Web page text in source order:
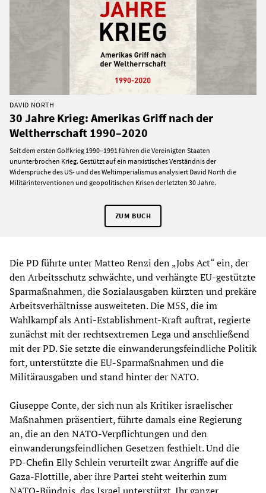
DAVID NORTH
30 Jahre Krieg: Amerikas Griff nach der
Weltherrschaft 1990–2020
Seit dem ersten Golfkrieg 1990–1991 führen die Vereinigten Staaten
ununterbrochen Krieg. Gestützt auf ein marxistisches Verständnis der
Widersprüche des US- und des Weltimperialismus analysiert David North die
Militärinterventionen und geopolitischen Krisen der letzten 30 Jahre.
ZUM BUCH
Die PD führte unter Matteo Renzi den „Jobs Act“ ein, der
den Arbeitsschutz schwächte, und verhängte EU-gestützte
Sparmaßnahmen, die Sozialausgaben kürzten und prekäre
Arbeitsverhältnisse ausweiteten. Die M5S, die im
Wahlkampf als Anti-Establishment-Kraft auftrat, regierte
zunächst mit der rechtsextremen Lega und anschließend
mit der PD. Sie setzte die einwanderungsfeindliche Politik
fort, unterstützte die EU-Sparmaßnahmen und die
Militärausgaben und stand hinter der NATO.
Giuseppe Conte, der sich nun als Kritiker israelischer
Maßnahmen präsentiert, führte damals eine Regierung
an, die an den NATO-Verpflichtungen und den
einwanderungsfeindlichen Gesetzen festhielt. Und die
PD-Chefin Elly Schlein verurteilt zwar Angriffe auf die
Gaza-Flottille, aber ihre Partei steht weiterhin zum